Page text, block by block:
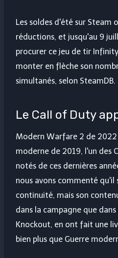
Les soldes d'été sur
réductions, et jusqu'au 9
procurer ce jeu de tir
monter en flèche son
simultanés, selon SteamDB.
Le Call of Duty
Modern Warfare 2 de
moderne de 2019, l'un des
notés de ces dernières
nous avons commenté qu'il
continuité, mais son
dans la campagne que
Knockout, en ont fait une
bien plus que Guerre